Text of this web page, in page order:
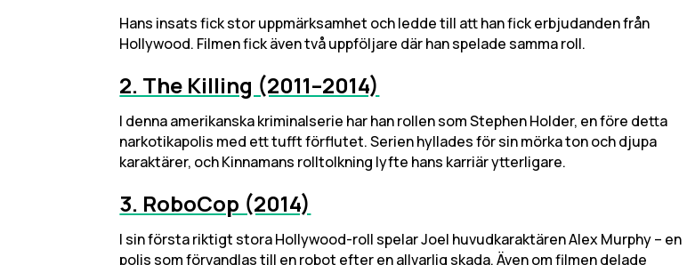
Hans insats fick stor uppmärksamhet och ledde till att han fick erbjudanden från
Hollywood. Filmen fick även två uppföljare där han spelade samma roll.
2. The Killing (2011–2014)
I denna amerikanska kriminalserie har han rollen som Stephen Holder, en före detta
narkotikapolis med ett tufft förflutet. Serien hyllades för sin mörka ton och djupa
karaktärer, och Kinnamans rolltolkning lyfte hans karriär ytterligare.
3. RoboCop (2014)
I sin första riktigt stora Hollywood-roll spelar Joel huvudkaraktären Alex Murphy – en
polis som förvandlas till en robot efter en allvarlig skada. Även om filmen delade